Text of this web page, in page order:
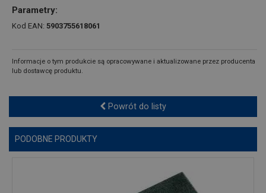
Parametry:
Kod EAN: 5903755618061
Informacje o tym produkcie są opracowywane i aktualizowane przez producenta
lub dostawcę produktu.
Powrót do listy
PODOBNE PRODUKTY